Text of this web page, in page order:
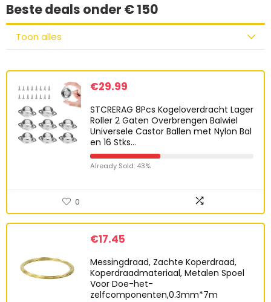
Beste deals onder € 150
Toon alles
€29.99
STCRERAG 8Pcs Kogeloverdracht Lager
Roller 2 Gaten Overbrengen Balwiel
Universele Castor Ballen met Nylon Bal
en 16 Stks…
Already Sold: 43%
0
€17.45
Messingdraad, Zachte Koperdraad,
Koperdraadmateriaal, Metalen Spoel
Voor Doe-het-
zelfcomponenten,0.3mm*7m